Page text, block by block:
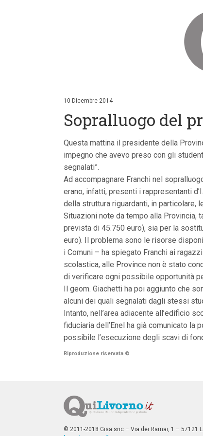
i
i
c
n
t
e
n
t
i
r
i
c
i
a
l
V
a
M
e
n
P
p
a
e
10 Dicembre 2014
Sopralluogo del
Questa mattina il presidente della
impegno che avevo preso con gli
segnalati”.
Ad accompagnare Franchi nel
erano, infatti, presenti i rappresentanti
della struttura riguardanti, in particolare,
Situazioni note da tempo alla Provincia,
prevista di 45.750 euro), sia per la
euro). Il problema sono le risorse
i Comuni – ha spiegato Franchi ai
scolastica, alle Province non è stato
di verificare ogni possibile opportunità
Il geom. Giachetti ha poi aggiunto che
alcuni dei quali segnalati dagli stessi
Intanto, nell’area adiacente all’edificio
fiduciaria dell’Enel ha già comunicato
possibile l’esecuzione degli scavi di
Riproduzione riservata ©
© 2011-2018 Gisa snc – Via dei Ramai, 1 – 57121